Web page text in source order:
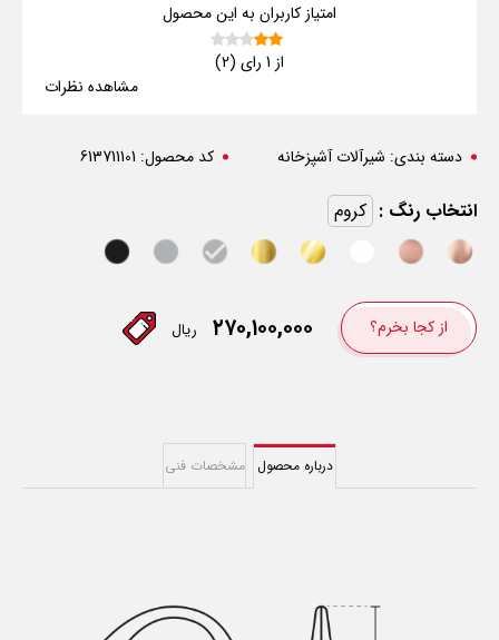
امتیاز کاربران به این محصول
از 1 رای (2)
مشاهده نظرات
دسته بندی: شیرآلات آشپزخانه کد محصول: 613711101
انتخاب رنگ : کروم
از کجا بخرم؟ ۲۷۰,۱۰۰,۰۰۰ ریال
درباره محصول مشخصات فنی